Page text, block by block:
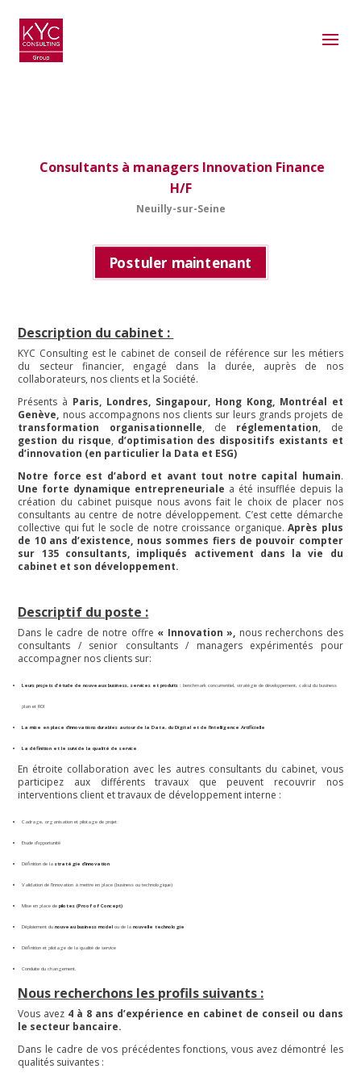
Consultants à managers Innovation Finance
H/F
Neuilly-sur-Seine
Postuler maintenant
Description du cabinet :
KYC Consulting est le cabinet de conseil de référence sur les métiers
du secteur financier, engagé dans la durée, auprès de nos
collaborateurs, nos clients et la Société.
Présents à Paris, Londres, Singapour, Hong Kong, Montréal et
Genève, nous accompagnons nos clients sur leurs grands projets de
transformation organisationnelle, de réglementation, de
gestion du risque, d’optimisation des dispositifs existants et
d’innovation (en particulier la Data et ESG)
Notre force est d’abord et avant tout notre capital humain.
Une forte dynamique entrepreneuriale a été insufflée depuis la
création du cabinet puisque nous avons fait le choix de placer nos
consultants au centre de notre développement. C’est cette démarche
collective qui fut le socle de notre croissance organique.Après plus
de 10 ans d’existence, nous sommes fiers de pouvoir compter
sur 135 consultants, impliqués activement dans la vie du
cabinet et son développement.
Descriptif du poste :
Dans le cadre de notre offre « Innovation », nous recherchons des
consultants / senior consultants / managers expérimentés pour
accompagner nos clients sur:
Leurs projets d’étude de nouveaux business, services et produits : benchmark concurrentiel, stratégie de développement, calcul du business
plan et ROI
La mise en place d’innovations durables autour de la Data, du Digital et de l’Intelligence Artificielle
La définition et le suivi de la qualité de service
En étroite collaboration avec les autres consultants du cabinet, vous
participez aux différents travaux que peuvent recouvrir nos
interventions client et travaux de développement interne :
Cadrage, organisation et pilotage de projet
Etude d’opportunité
Définition de lastratégie d’innovation
Validation de l’innovation à mettre en place (business ou technologique)
Mise en place depilotes (Proof of Concept)
Déploiement dunouveau business model ou de lanouvelle technologie
Définition et pilotage de la qualité de service
Conduite du changement.
Nous recherchons les profils suivants :
Vous avez 4 à 8 ans d’expérience en cabinet de conseil ou dans
le secteur bancaire.
Dans le cadre de vos précédentes fonctions, vous avez démontré les
qualités suivantes :